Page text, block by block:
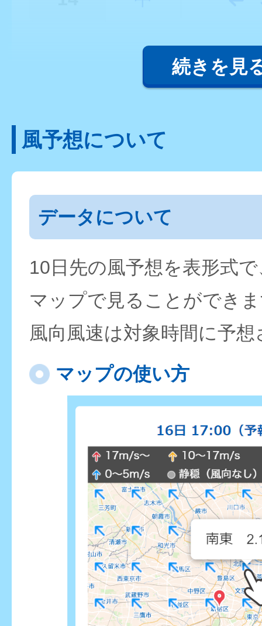
続きを見
風予想について
データについて
10日先の風予想を表形式
マップで見ることができ
風向風速は対象時間に予
マップの使い方